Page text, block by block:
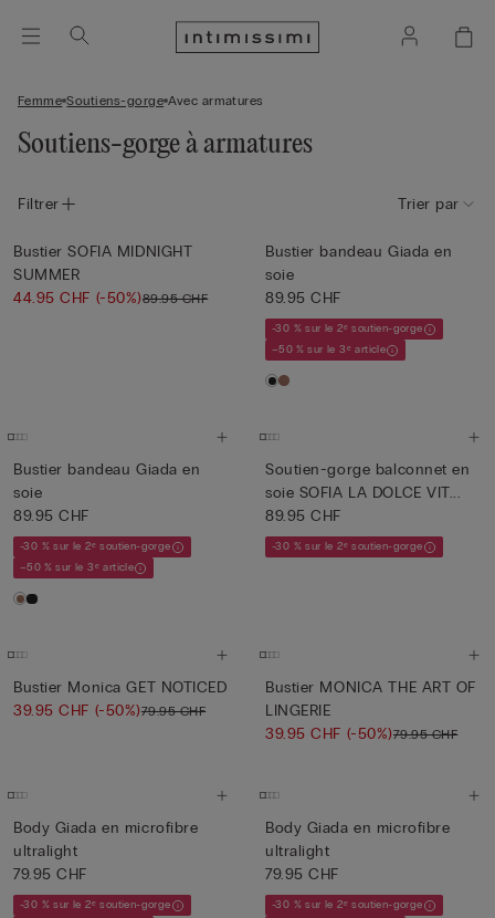
Femme Soutiens-gorge Avec armatures
Soutiens-gorge à armatures
Filtrer Trier par
Bustier SOFIA MIDNIGHT
SUMMER
44.95 CHF (-50%)89.95 CHF
Bustier bandeau Giada en
soie
89.95 CHF
-30 % sur le 2ᵉ soutien-gorge
–50 % sur le 3ᵉ article
Bustier bandeau Giada en
soie
89.95 CHF
-30 % sur le 2ᵉ soutien-gorge
–50 % sur le 3ᵉ article
Soutien-gorge balconnet en
soie SOFIA LA DOLCE VIT...
89.95 CHF
-30 % sur le 2ᵉ soutien-gorge
Bustier Monica GET NOTICED
39.95 CHF (-50%)79.95 CHF
Bustier MONICA THE ART OF
LINGERIE
39.95 CHF (-50%)79.95 CHF
Body Giada en microfibre
ultralight
79.95 CHF
-30 % sur le 2ᵉ soutien-gorge
Body Giada en microfibre
ultralight
79.95 CHF
-30 % sur le 2ᵉ soutien-gorge